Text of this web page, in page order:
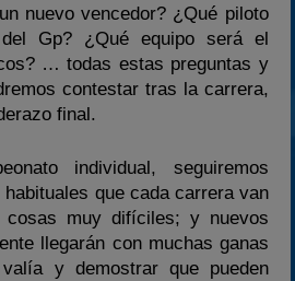
nuevo vencedor? ¿Qué piloto
Gp? ¿Qué equipo será el
… todas estas preguntas y
contestar tras la carrera,
final.
individual, seguiremos
que cada carrera van
muy difíciles; y nuevos
llegarán con muchas ganas
y demostrar que pueden